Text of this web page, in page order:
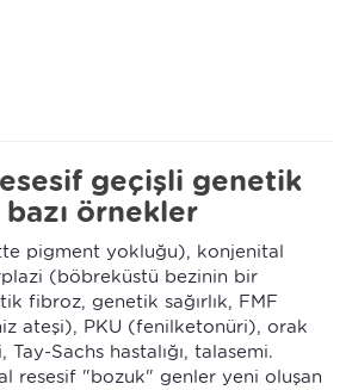
geçişli genetik
bazı örnekler
pigment yokluğu), konjenital
(böbreküstü bezinin bir
fibroz, genetik sağırlık, FMF
ateşi), PKU (fenilketonüri), orak
Tay-Sachs hastalığı, talasemi.
resesif "bozuk" genler yeni oluşan